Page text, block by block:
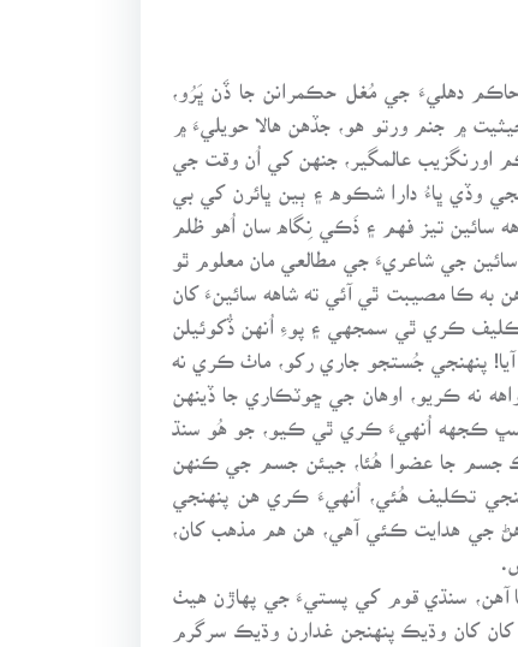
هو، سنڌ جا حاڪم دهليءَ جي مُغل حڪمرانن جا ڏَن ڀَرُو،
۾ جنم ورتو هو، جڏهن هالا حويليءَ ۾
اورنگزيب عالمگير، جنهن کي اُن وقت جي
وڏي ڀاءُ دارا شڪوه ۽ ٻين ڀائرن کي بي
تيز فهم ۽ ذَڪي نِگاه سان اُهو ظلم
جي شاعريءَ جي مطالعي مان معلوم ٿو
ڪا مصيبت ٿي آئي ته شاهه سائينءَ کان
ڪري ٿي سمجهي ۽ پوءِ اُنهن ڏُکوئيلن
آيا! پنهنجي جُستجو جاري رکو، ماٺ ڪري نه
نه ڪريو، اوهان جي ڇوٽڪاري جا ڏينهن
سڀ ڪجهه اُنهيءَ ڪري ٿي ڪيو، جو هُو سنڌ
جسم جا عضوا هُئا، جيئن جسم جي ڪنهن
تڪليف هُئي، اُنهيءَ ڪري هن پنهنجي
جي هدايت ڪئي آهي، هن هم مذهب کان،
آهن، سنڌي قوم کي پستيءَ جي پهاڙن هيٺ
کان وڌيڪ پنهنجن غدارن وڌيڪ سرگرم